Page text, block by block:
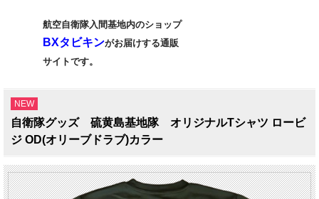
航空自衛隊入間基地内のショップ
BXタビキンがお届けする通販
サイトです。
NEW
自衛隊グッズ 硫黄島基地隊 オリジナルTシャツ ロービ
ジ OD(オリーブドラブ)カラー